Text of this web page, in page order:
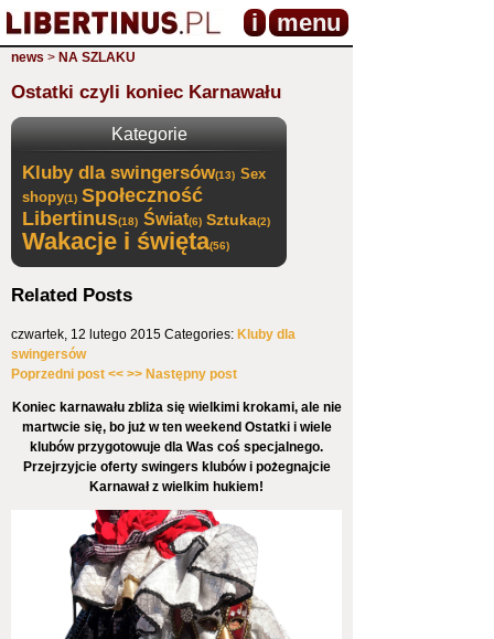
i menu
news > NA SZLAKU
Ostatki czyli koniec Karnawału
Kategorie
Kluby dla swingersów(13) Sex
shopy(1) Społeczność
Libertinus(18) Świat(6) Sztuka(2)
Wakacje i święta(56)
Related Posts
czwartek, 12 lutego 2015 Categories: Kluby dla
swingersów
Poprzedni post << >> Następny post
Koniec karnawału zbliża się wielkimi krokami, ale nie
martwcie się, bo już w ten weekend Ostatki i wiele
klubów przygotowuje dla Was coś specjalnego.
Przejrzyjcie oferty swingers klubów i pożegnajcie
Karnawał z wielkim hukiem!